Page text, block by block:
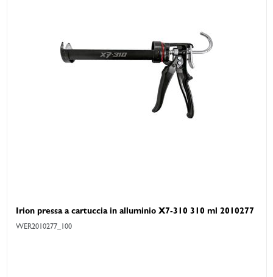
Irion pressa a cartuccia in alluminio X7-310 310 ml 2010277
WER2010277_100